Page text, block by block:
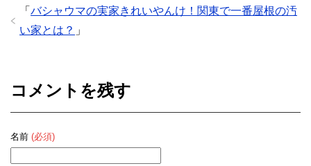
「 バシャウマの実家きれいやんけ！関東で一番屋根の汚
い家とは？ 」
コメントを残す
名前 (必須)